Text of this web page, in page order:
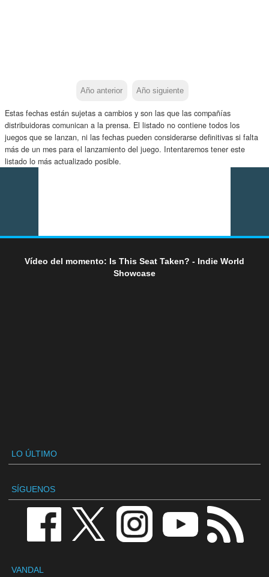
Año anterior Año siguiente
Estas fechas están sujetas a cambios y son las que las compañías
distribuidoras comunican a la prensa. El listado no contiene todos los
juegos que se lanzan, ni las fechas pueden considerarse definitivas si falta
más de un mes para el lanzamiento del juego. Intentaremos tener este
listado lo más actualizado posible.
Vídeo del momento: Is This Seat Taken? - Indie World
Showcase
LO ÚLTIMO
SÍGUENOS
VANDAL